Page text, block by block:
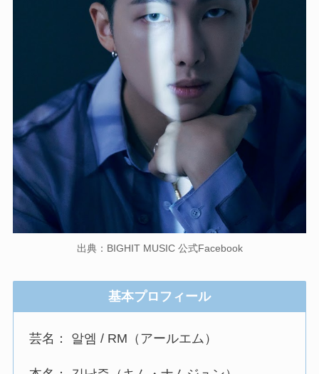
出典：BIGHIT MUSIC 公式Facebook
基本プロフィール
芸名： 알엠 / RM（アールエム）